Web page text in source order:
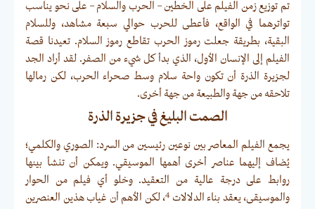
تم توزيع زمن الفيلم على الخطين – الحرب والسلام – على نحو يناسب
تواترهما في الواقع، فأعطى للحرب حوالي سبعة مشاهد، وللسلام
البقية، بطريقة جعلت رموز الحرب تقاطع رموز السلام. تعيدنا قصة
الفيلم إلى الإنسان الأول، الذي بدأ كل شيء من الصفر. لقد أراد الجد
لجزيرة الذرة أن تكون واحة سلام وسط صحراء الحرب، لكن رمالها
تلاحقه من جهة والطبيعة من جهة أخرى.
الصمت البليغ في جزيرة الذرة
يجمع الفيلم المعاصر بين نوعين رئيسين من السرد: الصوري والكلمي؛
يُضاف إليهما عناصر أخرى أهمها الموسيقي. ويمكن أن تنشأ بينها
روابط على درجة عالية من التعقيد. وخلو أي فيلم من الحوار
والموسيقى، يعقد بناء الدلالات4، لكن الأهم أن غياب هذين العنصرين